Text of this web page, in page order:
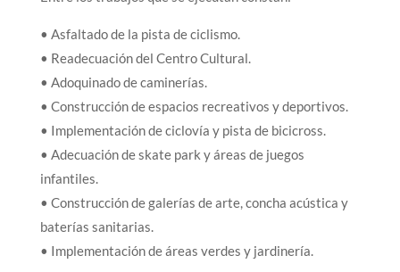
• Asfaltado de la pista de ciclismo.
• Readecuación del Centro Cultural.
• Adoquinado de caminerías.
• Construcción de espacios recreativos y deportivos.
• Implementación de ciclovía y pista de bicicross.
• Adecuación de skate park y áreas de juegos
infantiles.
• Construcción de galerías de arte, concha acústica y
baterías sanitarias.
• Implementación de áreas verdes y jardinería.